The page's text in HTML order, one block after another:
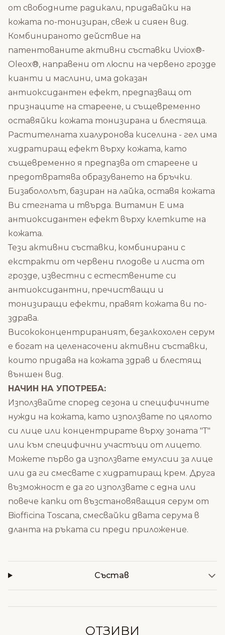
от свободните радикали, придавайки на
кожата по-тонизиран, свеж и сияен вид.
Комбинираното действие на
патентованите активни съставки Uviox®-
Oleox®, направени от люспи на червено грозде
кианти и маслини, има доказан
антиоксидантен ефект, предпазващ от
признаците на стареене, и същевременно
оставяйки кожата тонизирана и блестяща.
Растителната хиалуронова киселина - гел има
хидратиращ ефект върху кожата, като
същевременно я предпазва от стареене и
предотвратява образуването на бръчки.
Бизабололът, базиран на лайка, оставя кожата
Ви стегната и твърда. Витамин Е има
антиоксидантен ефект върху клетките на
кожата.
Тези активни съставки, комбинирани с
екстракти от червени плодове и листа от
грозде, известни с естествените си
антиоксидантни, пречистващи и
тонизиращи ефекти, правят кожата ви по-
здрава.
Висококонцентрираният, безалкохолен серум
е богат на целенасочени активни съставки,
които придава на кожата здрав и блестящ
външен вид.
НАЧИН НА УПОТРЕБА:
Използвайте според сезона и специфичните
нужди на кожата, като използвате по цялото
си лице или концентрирате върху зоната "Т"
или към специфични участъци от лицето.
Можете първо да използвате емулсии за лице
или да ги смесвате с хидратиращ крем. Друга
възможност е да го използвате с една или
повече капки от възстановяващия серум от
Biofficina Toscana, смесвайки двата серума в
дланта на ръката си преди приложение.
Състав
ОТЗИВИ